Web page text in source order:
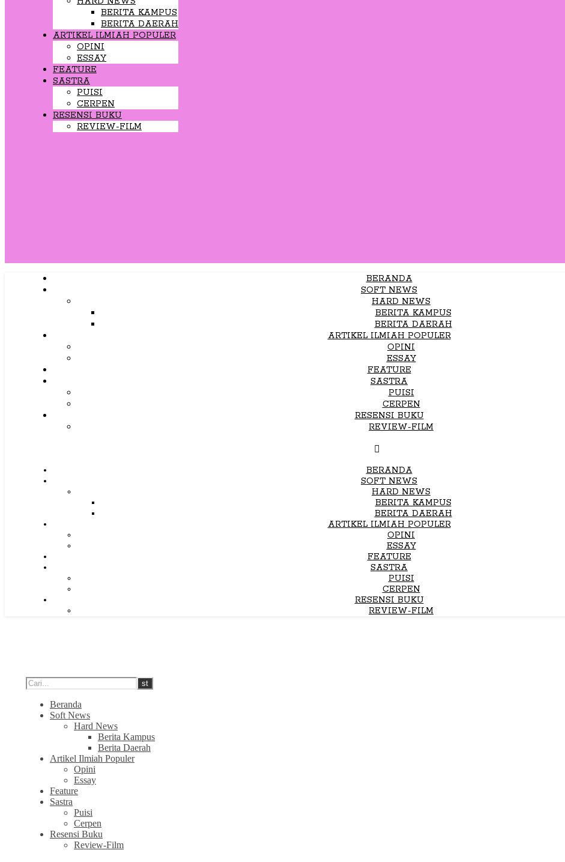
BERITA KAMPUS
BERITA DAERAH
ARTIKEL ILMIAH POPULER
OPINI
ESSAY
FEATURE
SASTRA
PUISI
CERPEN
RESENSI BUKU
REVIEW-FILM
BERANDA
SOFT NEWS
HARD NEWS
BERITA KAMPUS
BERITA DAERAH
ARTIKEL ILMIAH POPULER
OPINI
ESSAY
FEATURE
SASTRA
PUISI
CERPEN
RESENSI BUKU
REVIEW-FILM
BERANDA
SOFT NEWS
HARD NEWS
BERITA KAMPUS
BERITA DAERAH
ARTIKEL ILMIAH POPULER
OPINI
ESSAY
FEATURE
SASTRA
PUISI
CERPEN
RESENSI BUKU
REVIEW-FILM
Beranda
Soft News
Hard News
Berita Kampus
Berita Daerah
Artikel Ilmiah Populer
Opini
Essay
Feature
Sastra
Puisi
Cerpen
Resensi Buku
Review-Film